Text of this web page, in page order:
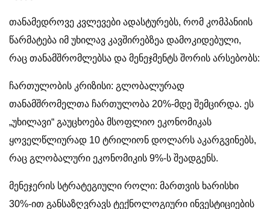
თანამედროვე კვლევები ადასტურებს, რომ კომპანიის
წარმატება იმ უხილავ კავშირებზეა დამოკიდებული,
რაც თანამშრომლებსა და მენეჯმენტს შორის არსებობს:
ჩართულობის კრიზისი: გლობალურად
თანამშრომელთა ჩართულობა 20%-მდე შემცირდა. ეს
„უხილავი“ გაუცხოება მსოფლიო ეკონომიკას
ყოველწლიურად 10 ტრილიონ დოლარს აკარგვინებს,
რაც გლობალური ეკონომიკის 9%-ს შეადგენს.
მენეჯერის სტრატეგიული როლი: მართვის ხარისხი
30%-ით განსაზღვრავს ტექნოლოგიური ინვესტიციების